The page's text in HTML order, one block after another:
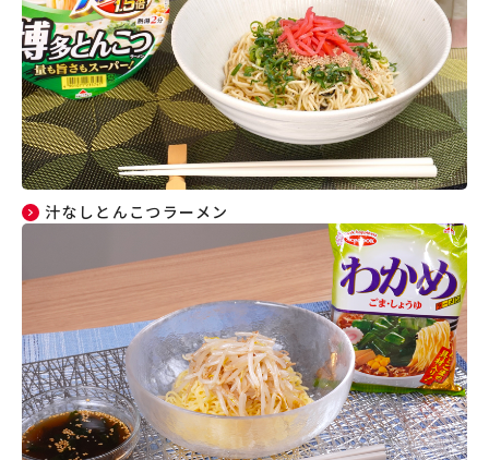
汁なしとんこつラーメン